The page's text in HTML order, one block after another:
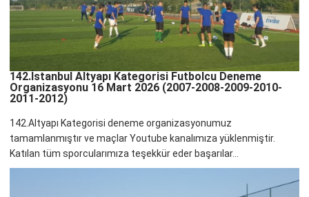
142.İstanbul Altyapı Kategorisi Futbolcu Deneme
Organizasyonu 16 Mart 2026 (2007-2008-2009-2010-
2011-2012)
142.Altyapı Kategorisi deneme organizasyonumuz
tamamlanmıştır ve maçlar Youtube kanalımıza yüklenmiştir.
Katılan tüm sporcularımıza teşekkür eder başarılar...